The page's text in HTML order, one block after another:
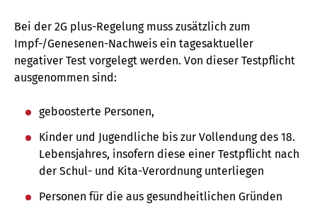
Bei der 2G plus-Regelung muss zusätzlich zum
Impf-/Genesenen-Nachweis ein tagesaktueller
negativer Test vorgelegt werden. Von dieser Testpflicht
ausgenommen sind:
geboosterte Personen,
Kinder und Jugendliche bis zur Vollendung des 18.
Lebensjahres, insofern diese einer Testpflicht nach
der Schul- und Kita-Verordnung unterliegen
Personen für die aus gesundheitlichen Gründen